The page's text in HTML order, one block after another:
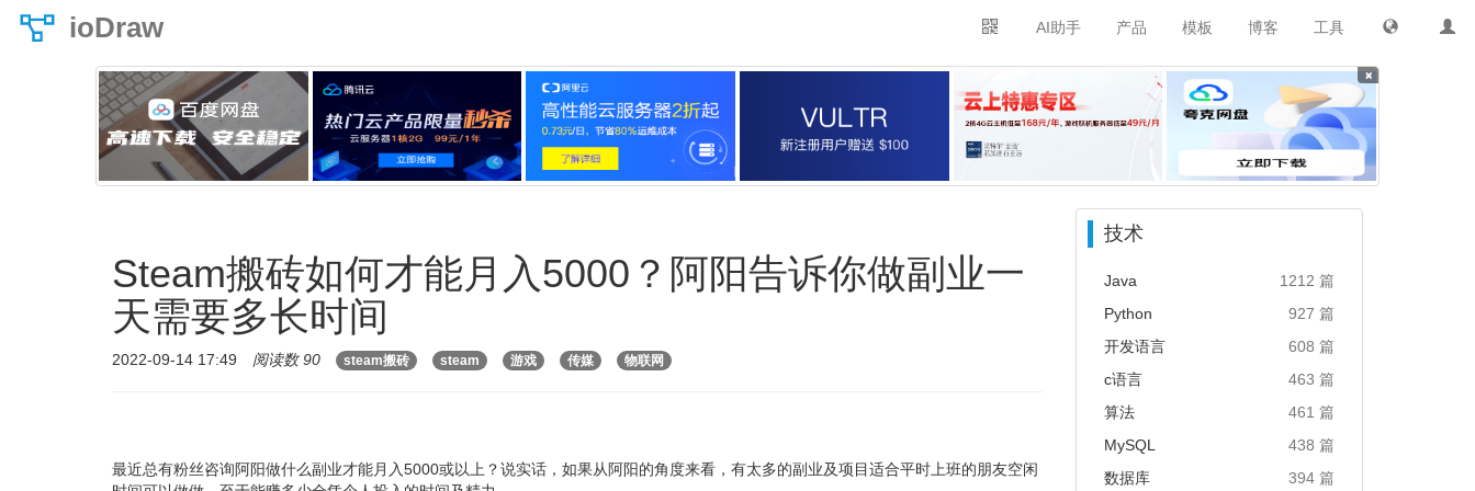
ioDraw 工具
博客
模板
产品
AI助手
×
Steam搬砖如何才能月入5000？阿阳告诉你做副业一
天需要多长时间
2022-09-14 17:49 阅读数 90 steam搬砖 steam 游戏 传媒 物联网
最近总有粉丝咨询阿阳做什么副业才能月入5000或以上？说实话，如果从阿阳的角度来看，有太多的副业及项目适合平时上班的朋友空闲
技术
Java
1212 篇
Python
927 篇
开发语言
608 篇
c语言
463 篇
算法
461 篇
MySQL
438 篇
数据库
394 篇